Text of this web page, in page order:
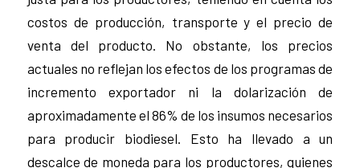
costos de producción, transporte y el precio de
venta del producto. No obstante, los precios
actuales no reflejan los efectos de los programas de
incremento exportador ni la dolarización de
aproximadamente el 86% de los insumos necesarios
para producir biodiesel. Esto ha llevado a un
descalce de moneda para los productores, quienes